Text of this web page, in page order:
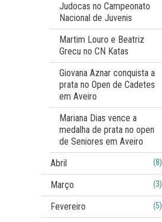
Judocas no Campeonato
Nacional de Juvenis
Martim Louro e Beatriz
Grecu no CN Katas
Giovana Aznar conquista a
prata no Open de Cadetes
em Aveiro
Mariana Dias vence a
medalha de prata no open
de Seniores em Aveiro
Abril
(8)
Março (3)
Fevereiro (5)